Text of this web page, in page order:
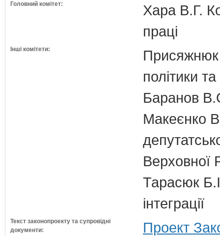
Головний комітет:
Хара В.Г.
праці
Інші комітети:
Присяжнюк
політики
Баранов
Макеєнко
Верховної
Тарасюк
інтеграції
Текст законопроекту та супровідні
документи:
Проект